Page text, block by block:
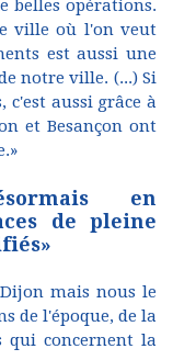
belles opérations.
ville où l'on veut
est aussi une
notre ville. (...) Si
aussi grâce à
et Besançon ont
en
de pleine
mais nous le
de l'époque, de la
qui concernent la